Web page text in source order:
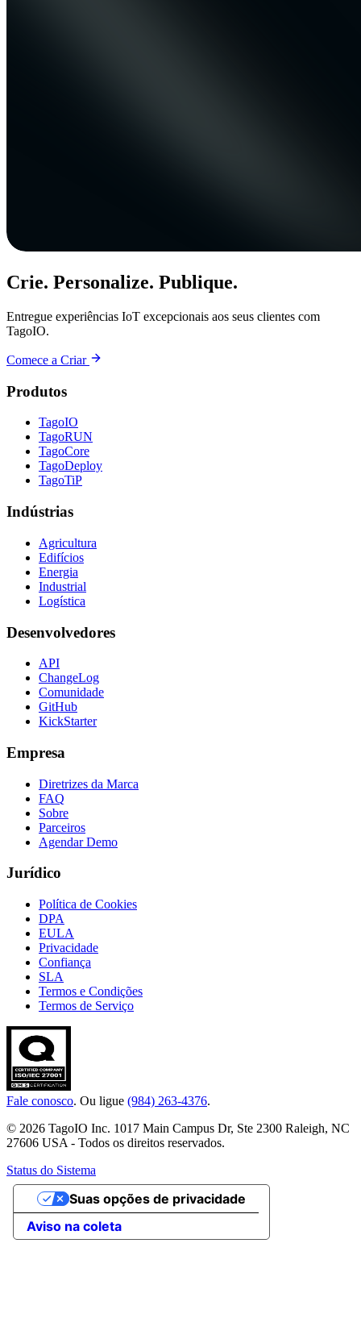
Crie. Personalize. Publique.
Entregue experiências IoT excepcionais aos seus clientes com
TagoIO.
Comece a Criar
Produtos
TagoIO
TagoRUN
TagoCore
TagoDeploy
TagoTiP
Indústrias
Agricultura
Edifícios
Energia
Industrial
Logística
Desenvolvedores
API
ChangeLog
Comunidade
GitHub
KickStarter
Empresa
Diretrizes da Marca
FAQ
Sobre
Parceiros
Agendar Demo
Jurídico
Política de Cookies
DPA
EULA
Privacidade
Confiança
SLA
Termos e Condições
Termos de Serviço
Fale conosco. Ou ligue (984) 263-4376.
© 2026 TagoIO Inc. 1017 Main Campus Dr, Ste 2300 Raleigh, NC
27606 USA - Todos os direitos reservados.
Status do Sistema
Aviso na coleta
Suas opções de privacidade